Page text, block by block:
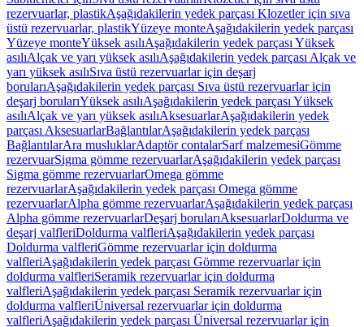
rezervuarlar, plastikAşağıdakilerin yedek parçası Klozetler için sıva
üstü rezervuarlar, plastikYüzeye monteAşağıdakilerin yedek parçası
Yüzeye monteYüksek asılıAşağıdakilerin yedek parçası Yüksek
asılıAlçak ve yarı yüksek asılıAşağıdakilerin yedek parçası Alçak ve
yarı yüksek asılıSıva üstü rezervuarlar için deşarj
borularıAşağıdakilerin yedek parçası Sıva üstü rezervuarlar için
deşarj borularıYüksek asılıAşağıdakilerin yedek parçası Yüksek
asılıAlçak ve yarı yüksek asılıAksesuarlarAşağıdakilerin yedek
parçası AksesuarlarBağlantılarAşağıdakilerin yedek parçası
BağlantılarAra musluklarAdaptör contalarSarf malzemesiGömme
rezervuarSigma gömme rezervuarlarAşağıdakilerin yedek parçası
Sigma gömme rezervuarlarOmega gömme
rezervuarlarAşağıdakilerin yedek parçası Omega gömme
rezervuarlarAlpha gömme rezervuarlarAşağıdakilerin yedek parçası
Alpha gömme rezervuarlarDeşarj borularıAksesuarlarDoldurma ve
deşarj valfleriDoldurma valfleriAşağıdakilerin yedek parçası
Doldurma valfleriGömme rezervuarlar için doldurma
valfleriAşağıdakilerin yedek parçası Gömme rezervuarlar için
doldurma valfleriSeramik rezervuarlar için doldurma
valfleriAşağıdakilerin yedek parçası Seramik rezervuarlar için
doldurma valfleriÜniversal rezervuarlar için doldurma
valfleriAşağıdakilerin yedek parçası Üniversal rezervuarlar için